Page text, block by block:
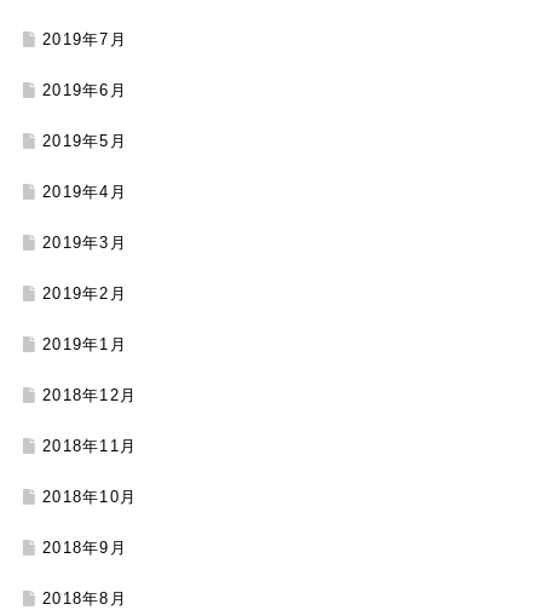
2019年7月
2019年6月
2019年5月
2019年4月
2019年3月
2019年2月
2019年1月
2018年12月
2018年11月
2018年10月
2018年9月
2018年8月